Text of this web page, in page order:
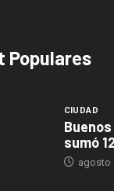
Populares
CIUDAD
sumó
agosto